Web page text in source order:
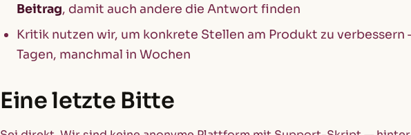
Beitrag, damit auch andere die Antwort finden
Kritik nutzen wir, um konkrete Stellen am Produkt zu verbessern
Tagen, manchmal in Wochen
Eine letzte Bitte